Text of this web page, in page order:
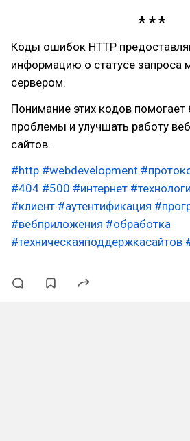
Коды ошибок HTTP
информацию о статусе запроса
сервером.
Понимание этих кодов
проблемы и улучшать работу
сайтов.
#http #webdevelopment
#404 #500 #интернет
#клиент #аутентификация
#вебприложения #обработка
#техническаяподдержкасайтов